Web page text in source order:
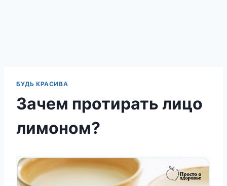
БУДЬ КРАСИВА
Зачем протирать лицо
лимоном?